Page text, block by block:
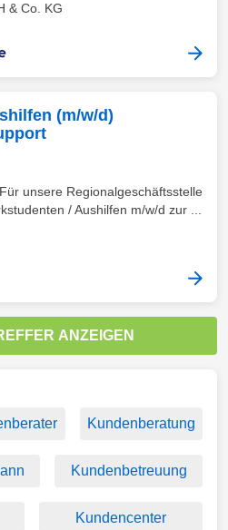
& Co. KG
(m/w/d)
unsere Regionalgeschäftsstelle
/ Aushilfen m/w/d zur ...
ANZEIGEN
Kundenberatung
Kundenbetreuung
Kundencenter